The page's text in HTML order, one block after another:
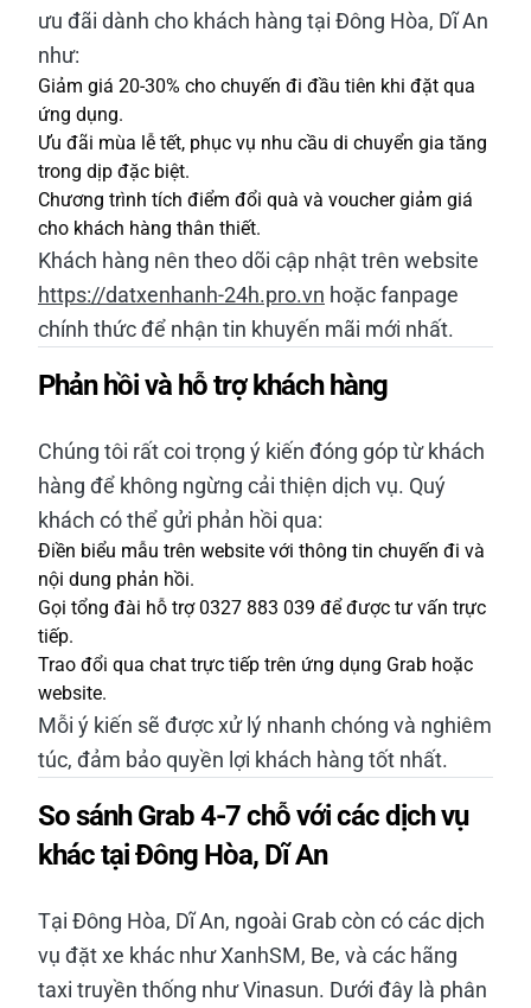
ưu đãi dành cho khách hàng tại Đông Hòa, Dĩ An
như:
Giảm giá 20-30% cho chuyến đi đầu tiên khi đặt qua
ứng dụng.
Ưu đãi mùa lễ tết, phục vụ nhu cầu di chuyển gia tăng
trong dịp đặc biệt.
Chương trình tích điểm đổi quà và voucher giảm giá
cho khách hàng thân thiết.
Khách hàng nên theo dõi cập nhật trên website
https://datxenhanh-24h.pro.vn hoặc fanpage
chính thức để nhận tin khuyến mãi mới nhất.
Phản hồi và hỗ trợ khách hàng
Chúng tôi rất coi trọng ý kiến đóng góp từ khách
hàng để không ngừng cải thiện dịch vụ. Quý
khách có thể gửi phản hồi qua:
Điền biểu mẫu trên website với thông tin chuyến đi và
nội dung phản hồi.
Gọi tổng đài hỗ trợ 0327 883 039 để được tư vấn trực
tiếp.
Trao đổi qua chat trực tiếp trên ứng dụng Grab hoặc
website.
Mỗi ý kiến sẽ được xử lý nhanh chóng và nghiêm
túc, đảm bảo quyền lợi khách hàng tốt nhất.
So sánh Grab 4-7 chỗ với các dịch vụ
khác tại Đông Hòa, Dĩ An
Tại Đông Hòa, Dĩ An, ngoài Grab còn có các dịch
vụ đặt xe khác như XanhSM, Be, và các hãng
taxi truyền thống như Vinasun. Dưới đây là phân